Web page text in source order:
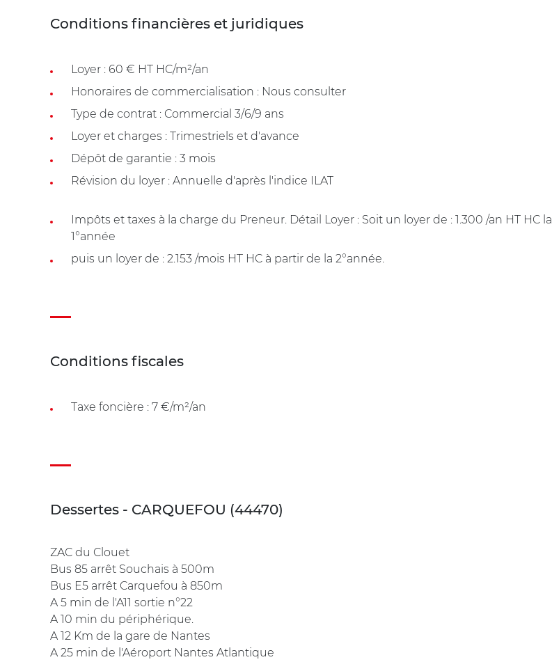
Conditions financières et juridiques
Loyer : 60 € HT HC/m²/an
Honoraires de commercialisation : Nous consulter
Type de contrat : Commercial 3/6/9 ans
Loyer et charges : Trimestriels et d'avance
Dépôt de garantie : 3 mois
Révision du loyer : Annuelle d'après l'indice ILAT
Impôts et taxes à la charge du Preneur. Détail Loyer : Soit un loyer de : 1.300 /an HT HC la
1°année
puis un loyer de : 2.153 /mois HT HC à partir de la 2°année.
Conditions fiscales
Taxe foncière : 7 €/m²/an
Dessertes - CARQUEFOU (44470)
ZAC du Clouet
Bus 85 arrêt Souchais à 500m
Bus E5 arrêt Carquefou à 850m
A 5 min de l'A11 sortie n°22
A 10 min du périphérique.
A 12 Km de la gare de Nantes
A 25 min de l'Aéroport Nantes Atlantique